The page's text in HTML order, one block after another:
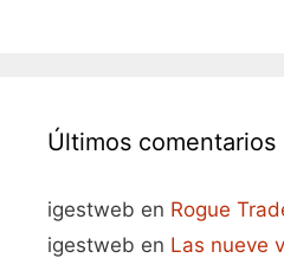
Últimos comentarios
igestweb en Rogue
igestweb en Las nueve